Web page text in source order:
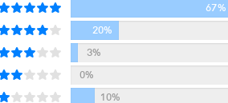
13분, 결단을 내린 샤이는 집에서도 멀
메고 학교를 빠져나와 연못으로 향하는
획이다. 걷는 동안 그의 머릿속에서는
는 어딘가로 도망치고 싶은, 하지만 도
67%
20%
3%
0%
10%